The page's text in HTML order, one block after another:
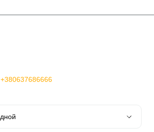
+380637686666